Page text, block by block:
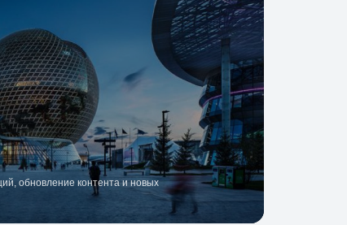
обновление контента и новых